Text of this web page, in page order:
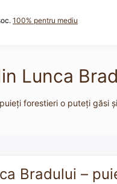
100% pentru mediu
Lunca
forestieri o puteți găsi
Bradului –